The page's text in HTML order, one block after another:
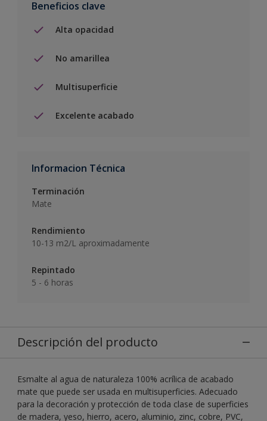
Beneficios clave
Alta opacidad
No amarillea
Multisuperficie
Excelente acabado
Informacion Técnica
Terminación
Mate
Rendimiento
10-13 m2/L aproximadamente
Repintado
5 - 6 horas
Descripción del producto
Esmalte al agua de naturaleza 100% acrílica de acabado
mate que puede ser usada en multisuperficies. Adecuado
para la decoración y protección de toda clase de superficies
de madera, yeso, hierro, acero, aluminio, zinc, cobre, PVC,